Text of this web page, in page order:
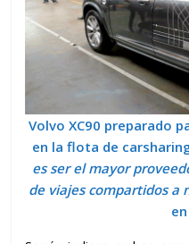
Volvo XC90 preparado
en la flota de
es ser el mayor
de viajes compartidos a